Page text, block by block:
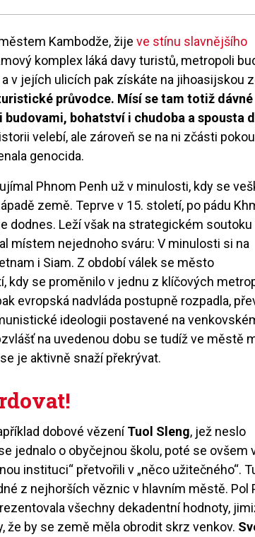
Kambodže, žijeve stínu slavnějšího
komplex láká davy turistů, metropoli
v jejích ulicích pak získáte na jihoasijskou
průvodce. Mísí se tam totiž dávné
bohatství i chudoba a spousta
velebí, ale zároveň se na ni zčásti
genocida.
Phnom Penh už v minulosti, kdy se
země. Teprve v 15. století, po pádu
dodnes. Leží však na strategickém soutoku
místem nejednoho sváru: V minulosti si na
i Siam. Z období válek se město
kdy se proměnilo v jednu z klíčových
evropská nadvláda postupně rozpadla,
ideologii postavené na
na uvedenou dobu se tudíž ve městě
je aktivně snaží překrývat.
dobové vězeníTuol Sleng, jež neslo
jednalo o obyčejnou školu, poté se ovšem
instituci“ přetvořili v „něco užitečného“.
z nejhorších věznic v hlavním městě. Pol
všechny dekadentní hodnoty,
že by se země měla obrodit skrz venkov.